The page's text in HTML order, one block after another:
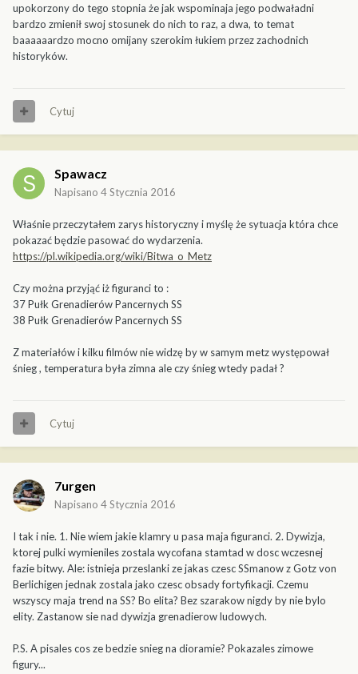
upokorzony do tego stopnia że jak wspominaja jego podwaładni
bardzo zmienił swoj stosunek do nich to raz, a dwa, to temat
baaaaaardzo mocno omijany szerokim łukiem przez zachodnich
historyków.
Cytuj
Spawacz
Napisano 4 Stycznia 2016
Właśnie przeczytałem zarys historyczny i myślę że sytuacja która chce
pokazać będzie pasować do wydarzenia.
https://pl.wikipedia.org/wiki/Bitwa_o_Metz
Czy można przyjąć iż figuranci to :
37 Pułk Grenadierów Pancernych SS
38 Pułk Grenadierów Pancernych SS
Z materiałów i kilku filmów nie widzę by w samym metz występował
śnieg , temperatura była zimna ale czy śnieg wtedy padał ?
Cytuj
7urgen
Napisano 4 Stycznia 2016
I tak i nie. 1. Nie wiem jakie klamry u pasa maja figuranci. 2. Dywizja,
ktorej pulki wymieniles zostala wycofana stamtad w dosc wczesnej
fazie bitwy. Ale: istnieja przeslanki ze jakas czesc SSmanow z Gotz von
Berlichigen jednak zostala jako czesc obsady fortyfikacji. Czemu
wszyscy maja trend na SS? Bo elita? Bez szarakow nigdy by nie bylo
elity. Zastanow sie nad dywizja grenadierow ludowych.
P.S. A pisales cos ze bedzie snieg na dioramie? Pokazales zimowe
figury...